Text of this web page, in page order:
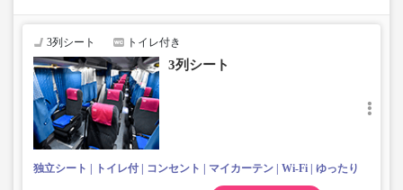
・3列シートで快適
・車内トイレ付きで長時間の移動でも安心※車両により異
・車内フリーWi-Fiあり
・車内は常時換気し、清掃・除菌を徹底。
・コンセント付き※異なる設備の車両で運行する場合があ
ります。
・ブランケットについては、現在貸し出しサービスを停止
・カーテンはA席とB席の間、B席とC席の間（C席より）に
3列シート トイレ付き
3列シート
独立シート トイレ付 コンセント マイカーテン Wi-Fi ゆったり